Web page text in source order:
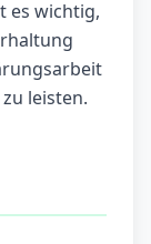
es wichtig,
leisten.